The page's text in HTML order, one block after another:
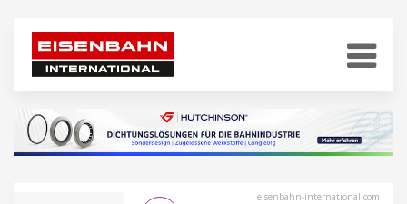
eisenbahn-international.com